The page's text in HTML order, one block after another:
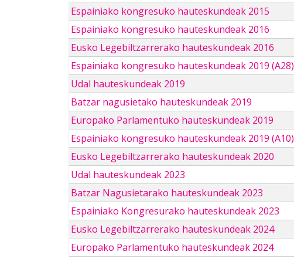
Espainiako kongresuko hauteskundeak 2015
Espainiako kongresuko hauteskundeak 2016
Eusko Legebiltzarrerako hauteskundeak 2016
Espainiako kongresuko hauteskundeak 2019 (A28)
Udal hauteskundeak 2019
Batzar nagusietako hauteskundeak 2019
Europako Parlamentuko hauteskundeak 2019
Espainiako kongresuko hauteskundeak 2019 (A10)
Eusko Legebiltzarrerako hauteskundeak 2020
Udal hauteskundeak 2023
Batzar Nagusietarako hauteskundeak 2023
Espainiako Kongresurako hauteskundeak 2023
Eusko Legebiltzarrerako hauteskundeak 2024
Europako Parlamentuko hauteskundeak 2024